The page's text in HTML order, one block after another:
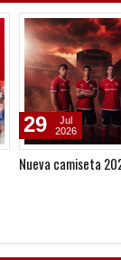
Nueva camiseta
29
Jul
2026